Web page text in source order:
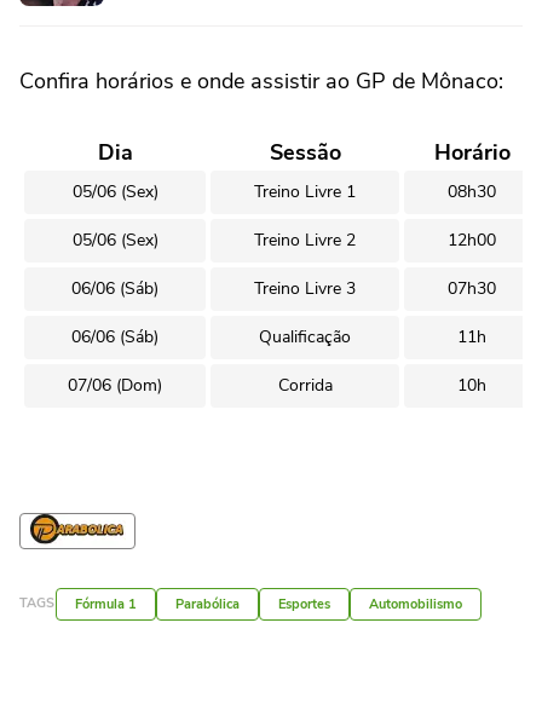
Confira horários e onde assistir ao GP de Mônaco:
Dia Sessão Horário
05/06 (Sex) Treino Livre 1 08h30
05/06 (Sex) Treino Livre 2 12h00
06/06 (Sáb) Treino Livre 3 07h30
06/06 (Sáb) Qualificação 11h
07/06 (Dom) Corrida 10h
TAGS Fórmula 1 Parabólica Esportes Automobilismo